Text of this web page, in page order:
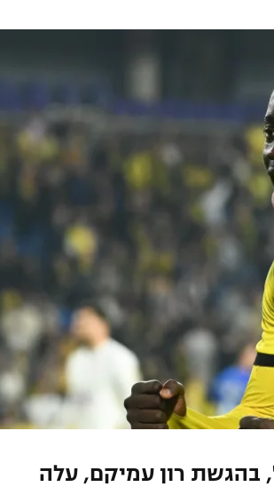
ליגה סינית
בשכונה", בהגשת רון עמיקם, עלה